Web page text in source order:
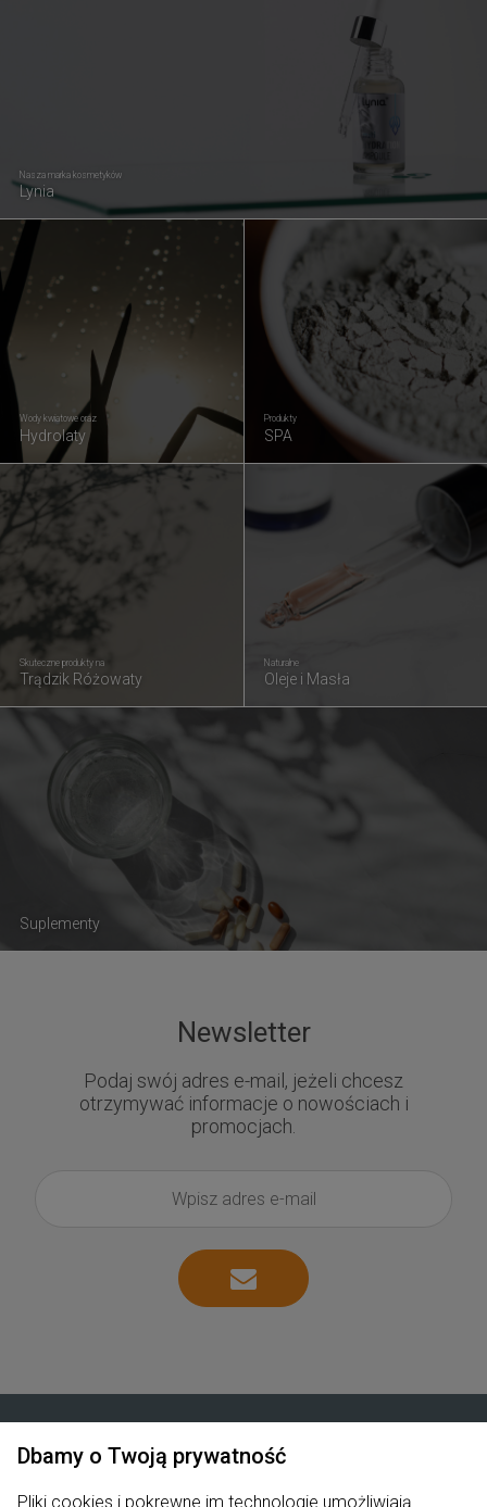
Nasza marka kosmetyków
Lynia
Wody kwiatowe oraz
Hydrolaty
Produkty
SPA
Suplementy
Skuteczne produkty na
Trądzik Różowaty
Naturalne
Oleje i Masła
Newsletter
Podaj swój adres e-mail, jeżeli chcesz
otrzymywać informacje o nowościach i
promocjach.
Dbamy o Twoją prywatność
Pliki cookies i pokrewne im technologie umożliwiają